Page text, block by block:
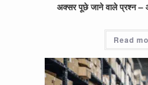
अक्सर पूछे जाने वाले प्रश्न –
Read